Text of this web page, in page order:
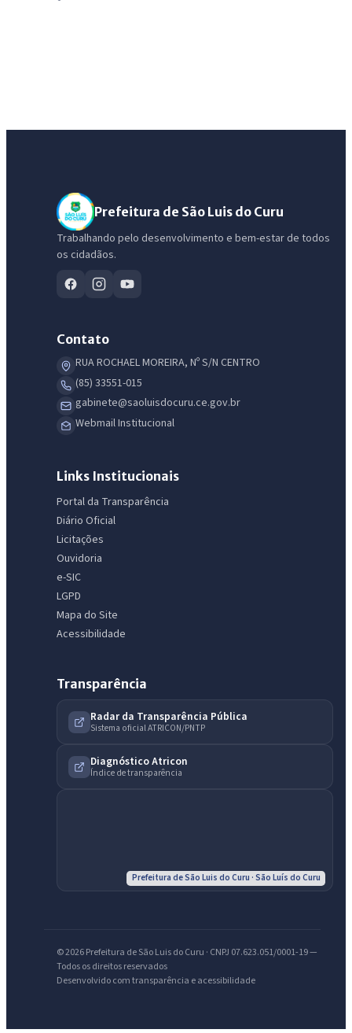
Prefeitura de São Luis do Curu
Trabalhando pelo desenvolvimento e bem-estar de todos
os cidadãos.
Contato
RUA ROCHAEL MOREIRA, Nº S/N CENTRO
(85) 33551-015
gabinete@saoluisdocuru.ce.gov.br
Webmail Institucional
Links Institucionais
Portal da Transparência
Diário Oficial
Licitações
Ouvidoria
e-SIC
LGPD
Mapa do Site
Acessibilidade
Transparência
Radar da Transparência Pública
Sistema oficial ATRICON/PNTP
Diagnóstico Atricon
Índice de transparência
Prefeitura de São Luis do Curu · São Luís do Curu
© 2026 Prefeitura de São Luis do Curu · CNPJ 07.623.051/0001-19 —
Todos os direitos reservados
Desenvolvido com transparência e acessibilidade
IntGest AI
licitações, estrutura ou transparência do município.